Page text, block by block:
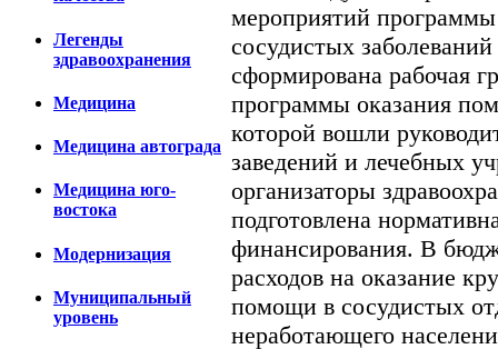
Легенды
здравоохранения
Медицина
Медицина автограда
Медицина юго-
востока
Модернизация
Муниципальный
уровень
мероприятий
сосудистых
сформирована рабочая
программы оказания
которой вошли
заведений и лечебных
организаторы
подготовлена
финансирования. В
расходов на оказание
помощи в сосудистых
неработающего